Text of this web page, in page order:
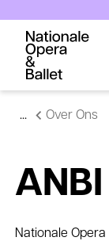
Overslaan
en
inhoud
gaan
Over Ons
ANBI
Nationale